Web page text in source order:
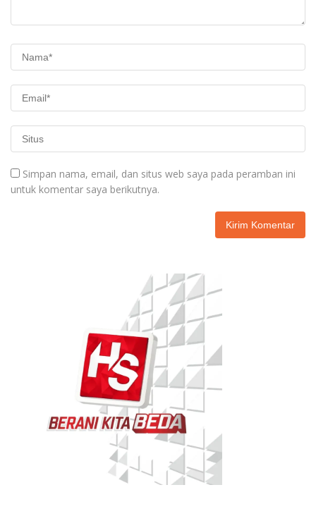
Simpan nama, email, dan situs web saya pada peramban ini
untuk komentar saya berikutnya.